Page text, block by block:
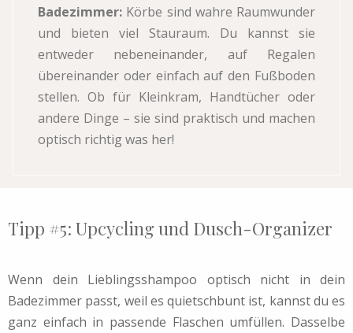
Badezimmer: Körbe sind wahre Raumwunder
und bieten viel Stauraum. Du kannst sie
entweder nebeneinander, auf Regalen
übereinander oder einfach auf den Fußboden
stellen. Ob für Kleinkram, Handtücher oder
andere Dinge – sie sind praktisch und machen
optisch richtig was her!
Tipp #5: Upcyclingund Dusch-Organizer
Wenn dein Lieblingsshampoo optisch nicht in dein
Badezimmer passt, weil es quietschbunt ist, kannst du es
ganz einfach in passende Flaschen umfüllen. Dasselbe